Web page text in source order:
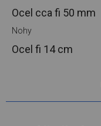
Ocel ccafi 50 mm
Nohy
Ocel fi 14 cm